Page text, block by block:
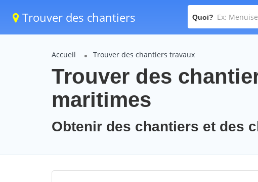
Trouver des chantiers Quoi?
Accueil Trouver des chantiers travaux
Trouver des
maritimes
Obtenir des chantiers et des